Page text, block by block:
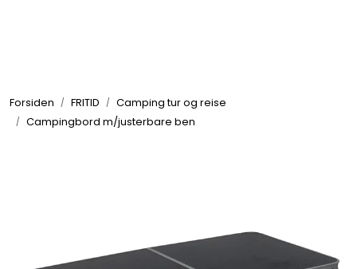
Forsiden FRITID
Camping tur og reise
Campingbord m/justerbare ben
UTEMILJØ